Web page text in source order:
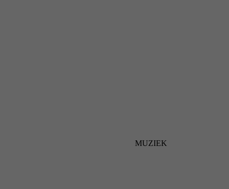
MUZIEK